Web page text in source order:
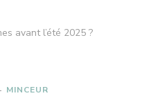
avant l’été 2025 ?
MINCEUR